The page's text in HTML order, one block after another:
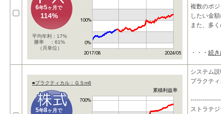
6年5ヶ月で
114%
平均年利：17%
勝率 ：61%
（月単位）
複数のポ
したい金
また、多
・・・ 続
■プラクティカル：ＧＳm6
累積利益率
5年8ヶ月で
システム
プラクテ
ストラテ